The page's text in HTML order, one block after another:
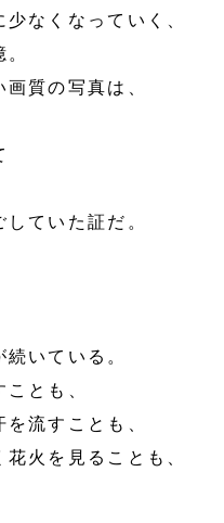
なくなっていく、
質の写真は、
ていた証だ。
いている。
とも、
流すことも、
火を見ることも、